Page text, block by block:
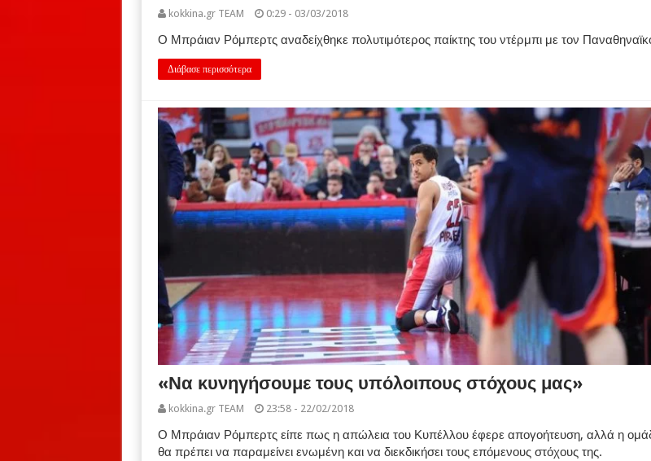
kokkina.gr TEAM 0:29 - 03/03/2018
Ο Μπράιαν Ρόμπερτς αναδείχθηκε πολυτιμότερος παίκτης του ντέρμπι με τον
Διάβασε περισσότερα
«Να κυνηγήσουμε τους υπόλοιπους στόχους μας»
kokkina.gr TEAM 23:58 - 22/02/2018
Ο Μπράιαν Ρόμπερτς είπε πως η απώλεια του Κυπέλλου έφερε απογοήτευση, αλλά η
θα πρέπει να παραμείνει ενωμένη και να διεκδικήσει τους επόμενους στόχους της.